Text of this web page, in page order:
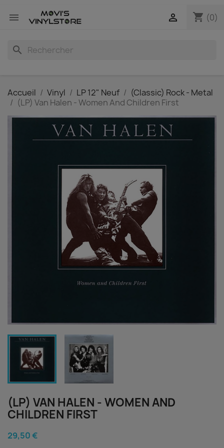
 shopping_cart (0)

search
Accueil Vinyl LP 12" Neuf
(Classic) Rock - Metal
(LP) Van Halen - Women And Children First
(LP) VAN HALEN - WOMEN AND
CHILDREN FIRST
29,50 €